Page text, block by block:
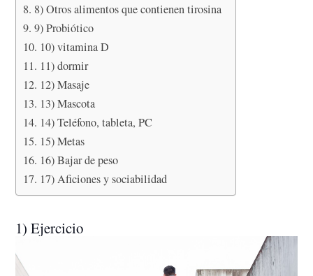
8) Otros alimentos que contienen tirosina
9) Probiótico
10) vitamina D
11) dormir
12) Masaje
13) Mascota
14) Teléfono, tableta, PC
15) Metas
16) Bajar de peso
17) Aficiones y sociabilidad
1) Ejercicio